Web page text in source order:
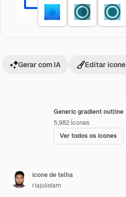
Generic gradient outline
5,982 Ícones
Ver todos os ícones
Gerar com IA Editar ícone
ícone de telha
riajulislam